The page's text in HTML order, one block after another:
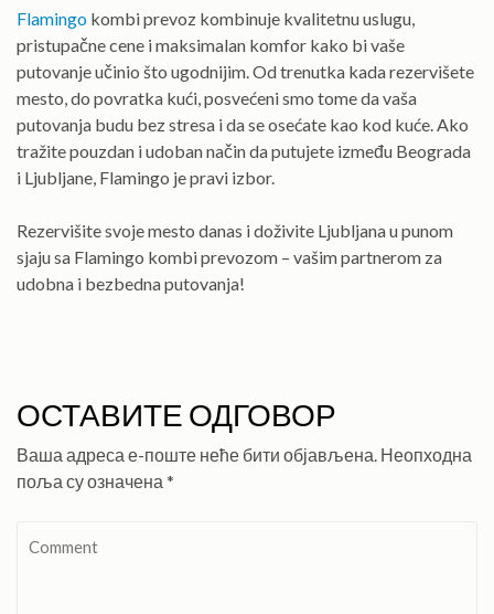
Flamingo kombi prevoz kombinuje kvalitetnu uslugu,
pristupačne cene i maksimalan komfor kako bi vaše
putovanje učinio što ugodnijim. Od trenutka kada rezervišete
mesto, do povratka kući, posvećeni smo tome da vaša
putovanja budu bez stresa i da se osećate kao kod kuće. Ako
tražite pouzdan i udoban način da putujete između Beograda
i Ljubljane, Flamingo je pravi izbor.
Rezervišite svoje mesto danas i doživite Ljubljana u punom
sjaju sa Flamingo kombi prevozom – vašim partnerom za
udobna i bezbedna putovanja!
ОСТАВИТЕ ОДГОВОР
Ваша адреса е-поште неће бити објављена. Неопходна
поља су означена *